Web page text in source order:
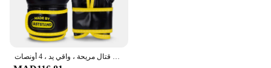
قفازات ملاكمة من جلد البولي يوريثان للأطفال ، تدريب تثقيب قابل للتعديل ، قفازات قتال مريحة ، واقي يد ، 4 أونصات